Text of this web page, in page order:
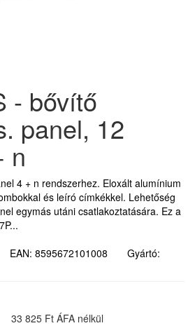
- bővítő
panel, 12
n
4 + n rendszerhez. Eloxált alumínium
és leíró címkékkel. Lehetőség
egymás utáni csatlakoztatására. Ez a
EAN: 8595672101008 Gyártó:
33 825 Ft ÁFA nélkül